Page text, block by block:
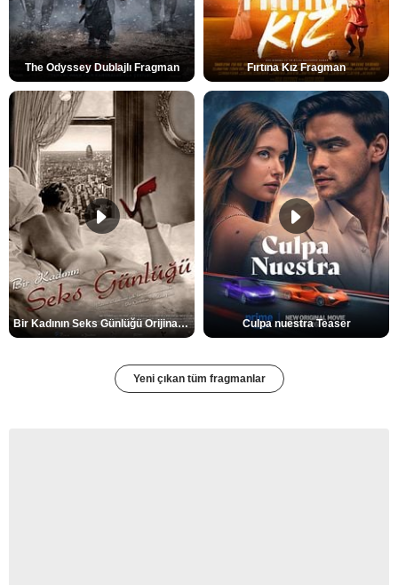
The Odyssey Dublajlı Fragman Fırtına Kız Fragman
Bir Kadının Seks Günlüğü Orijinal Fragman Culpa nuestra Teaser
Yeni çıkan tüm fragmanlar